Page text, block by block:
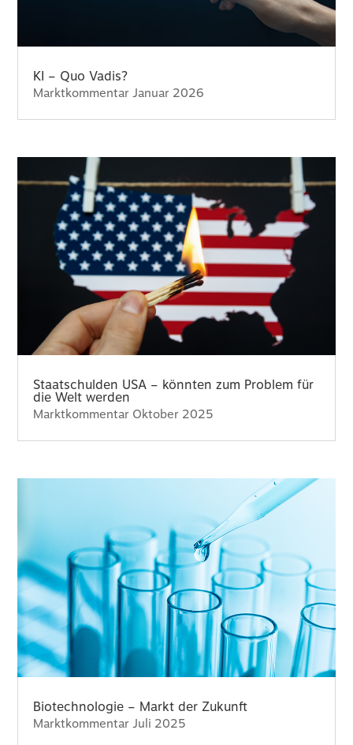
KI – Quo Vadis?
Marktkommentar Januar 2026
Staatschulden USA – könnten zum Problem für
die Welt werden
Marktkommentar Oktober 2025
Biotechnologie – Markt der Zukunft
Marktkommentar Juli 2025